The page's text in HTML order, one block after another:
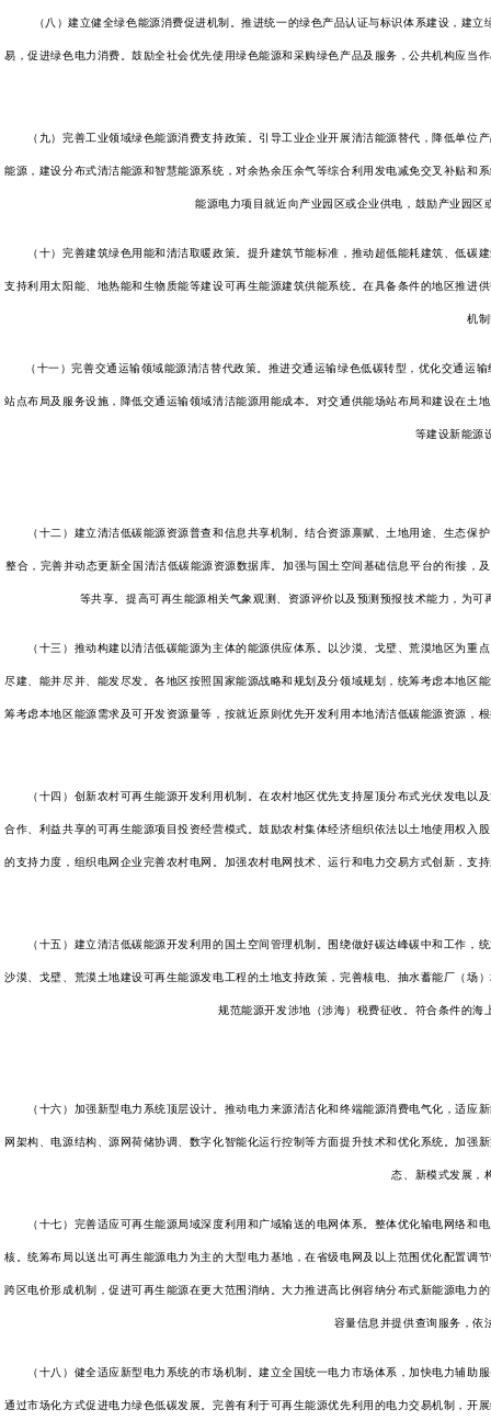
（八）建立健全绿色能源消费促进机制。推进统一的绿色产品认证与标识体系建设，建立
易，促进绿色电力消费。鼓励全社会优先使用绿色能源和采购绿色产品及服务，公共机构应
（九）完善工业领域绿色能源消费支持政策。引导工业企业开展清洁能源替代，降低单位
能源，建设分布式清洁能源和智慧能源系统，对余热余压余气等综合利用发电减免交叉补贴
能源电力项目就近向产业园区或企业供电，鼓励产业园
（十）完善建筑绿色用能和清洁取暖政策。提升建筑节能标准，推动超低能耗建筑、低碳
支持利用太阳能、地热能和生物质能等建设可再生能源建筑供能系统。在具备条件的地区推
机
（十一）完善交通运输领域能源清洁替代政策。推进交通运输绿色低碳转型，优化交通运输
站点布局及服务设施，降低交通运输领域清洁能源用能成本。对交通供能场站布局和建设在
等建设新能源
（十二）建立清洁低碳能源资源普查和信息共享机制。结合资源禀赋、土地用途、生态保
整合，完善并动态更新全国清洁低碳能源资源数据库。加强与国土空间基础信息平台的衔接
等共享。提高可再生能源相关气象观测、资源评价以及预测预报技术能力，为
（十三）推动构建以清洁低碳能源为主体的能源供应体系。以沙漠、戈壁、荒漠地区为重
尽建、能并尽并、能发尽发。各地区按照国家能源战略和规划及分领域规划，统筹考虑本地
筹考虑本地区能源需求及可开发资源量等，按就近原则优先开发利用本地清洁低碳能源资源
（十四）创新农村可再生能源开发利用机制。在农村地区优先支持屋顶分布式光伏发电以
合作、利益共享的可再生能源项目投资经营模式。鼓励农村集体经济组织依法以土地使用权
的支持力度，组织电网企业完善农村电网。加强农村电网技术、运行和电力交易方式创新，
（十五）建立清洁低碳能源开发利用的国土空间管理机制。围绕做好碳达峰碳中和工作，
沙漠、戈壁、荒漠土地建设可再生能源发电工程的土地支持政策，完善核电、抽水蓄能厂（
规范能源开发涉地（涉海）税费征收。符合条件的
（十六）加强新型电力系统顶层设计。推动电力来源清洁化和终端能源消费电气化，适应
网架构、电源结构、源网荷储协调、数字化智能化运行控制等方面提升技术和优化系统。加
态、新模式发展，
（十七）完善适应可再生能源局域深度利用和广域输送的电网体系。整体优化输电网络和
核。统筹布局以送出可再生能源电力为主的大型电力基地，在省级电网及以上范围优化配置
跨区电价形成机制，促进可再生能源在更大范围消纳。大力推进高比例容纳分布式新能源电
容量信息并提供查询服务，依
（十八）健全适应新型电力系统的市场机制。建立全国统一电力市场体系，加快电力辅助
通过市场化方式促进电力绿色低碳发展。完善有利于可再生能源优先利用的电力交易机制，